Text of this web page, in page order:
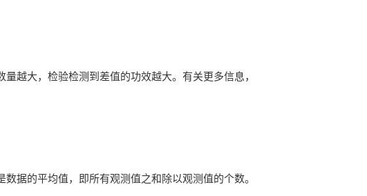
越大，检验检测到差值的功效越大。有关更多信息，
数据的平均值，即所有观测值之和除以观测值的个数。